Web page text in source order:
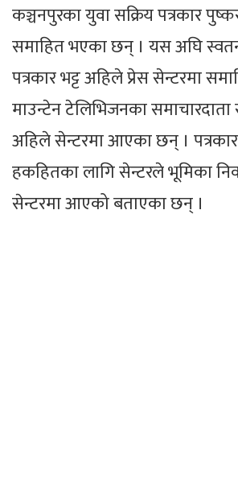
कञ्चनपुरका युवा सक्रिय पत्रकार
समाहित भएका छन् । यस अघि
पत्रकार भट्ट अहिले प्रेस सेन्टरमा
माउन्टेन टेलिभिजनका
अहिले सेन्टरमा आएका छन् । पत्रकार
हकहितका लागि सेन्टरले भूमिका
सेन्टरमा आएको बताएका छन् ।